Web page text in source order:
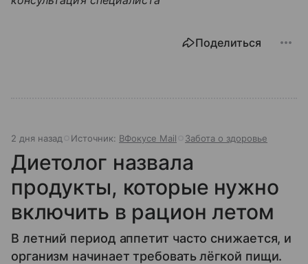
Поделиться
2 дня назад Источник: ВФокусе Mail Забота о здоровье
Диетолог назвала
продукты, которые нужно
включить в рацион летом
В летний период аппетит часто снижается, и
организм начинает требовать лёгкой пищи.